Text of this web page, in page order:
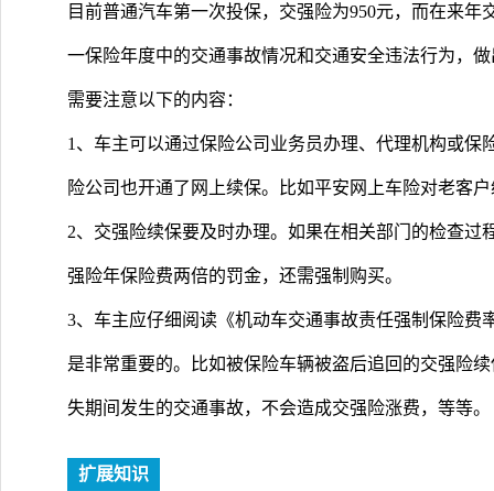
目前普通汽车第一次投保，交强险为950元，而在来
一保险年度中的交通事故情况和交通安全违法行为，
需要注意以下的内容：
1、车主可以通过保险公司业务员办理、代理机构或
险公司也开通了网上续保。比如平安网上车险对老客
2、交强险续保要及时办理。如果在相关部门的检查
强险年保险费两倍的罚金，还需强制购买。
3、车主应仔细阅读《机动车交通事故责任强制保险费
是非常重要的。比如被保险车辆被盗后追回的交强险
失期间发生的交通事故，不会造成交强险涨费，等等。
扩展知识